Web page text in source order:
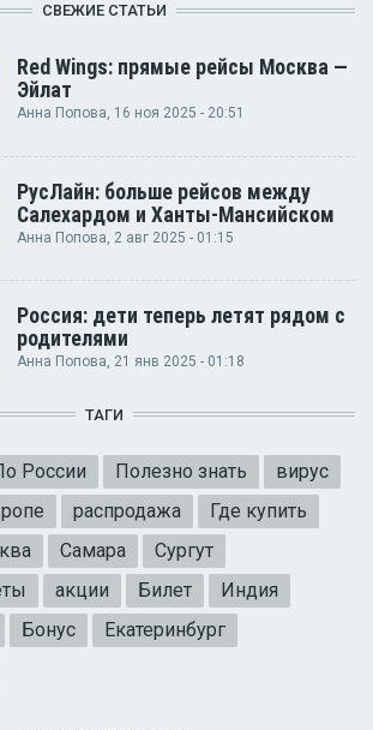
СВЕЖИЕ СТАТЬИ
Red Wings: прямые рейсы Москва —
Эйлат
Анна Попова, 16 ноя 2025 - 20:51
РусЛайн: больше рейсов между
Салехардом и Ханты-Мансийском
Анна Попова , 2 авг 2025 - 01:15
Россия: дети теперь летят рядом с
родителями
Анна Попова, 21 янв 2025 - 01:18
ТАГИ
России Полезно знать
вирус
распродажа
Где купить
Самара
Сургут
акции Билет
Индия
Бонус
Екатеринбург